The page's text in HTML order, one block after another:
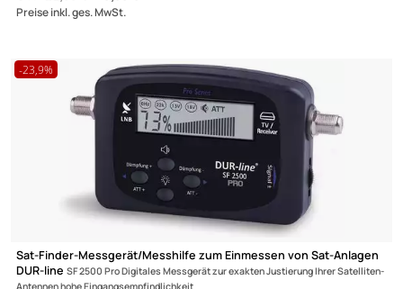
UVP 12,99 € * 9,99 €
Preise inkl. ges. MwSt.